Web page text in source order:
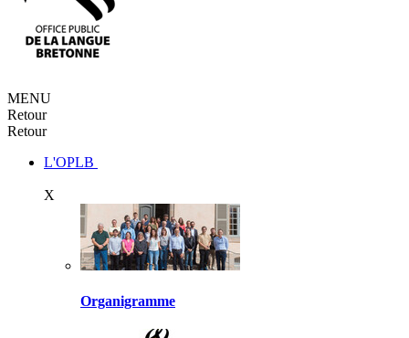
MENU
Retour
Retour
L'OPLB
X
Organigramme